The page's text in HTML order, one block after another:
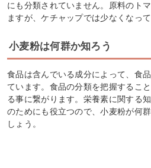
にも分類されていません。原料のト
ますが、ケチャップでは少なくなって
小麦粉は何群か知ろう
食品は含んでいる成分によって、食
ています。食品の分類を把握するこ
る事に繋がります。栄養素に関する
のためにも役立つので、小麦粉が何
しょう。